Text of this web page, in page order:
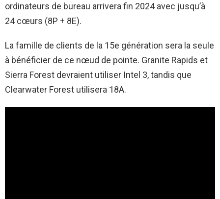
ordinateurs de bureau arrivera fin 2024 avec jusqu’à
24 cœurs (8P + 8E).
La famille de clients de la 15e génération sera la seule
à bénéficier de ce nœud de pointe. Granite Rapids et
Sierra Forest devraient utiliser Intel 3, tandis que
Clearwater Forest utilisera 18A.